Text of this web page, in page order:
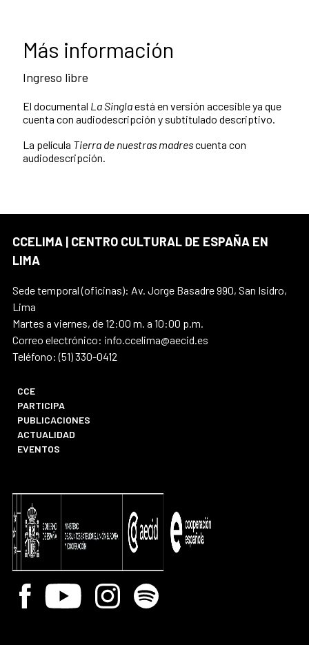
Más información
Ingreso libre
El documental La Singlaestá en versión accesible ya que
cuenta con audiodescripción y subtitulado descriptivo.
La película Tierra de nuestras madrescuenta con
audiodescripción.
CCELIMA | CENTRO CULTURAL DE ESPAÑA EN
LIMA
Sede temporal (oficinas): Av. Jorge Basadre 990, San Isidro,
Lima
Martes a viernes, de 12:00 m. a 10:00 p.m.
Correo electrónico: info.ccelima@aecid.es
Teléfono: (51) 330-0412
CCE
PARTICIPA
PUBLICACIONES
ACTUALIDAD
EVENTOS
Facebook
Youtube InstagramSpotify